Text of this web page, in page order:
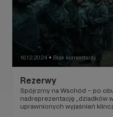
16.12.2024 ● Brak komentarzy
Rezerwy
Spójrzmy na Wschód – po
nadreprezentację „dziadków
uprawnionych wyjaśnień